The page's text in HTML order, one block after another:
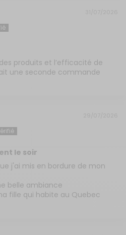
produits et l’efficacité de
une seconde commande
le soir
j'ai mis en bordure de mon
belle ambiance
fille qui habite au Quebec